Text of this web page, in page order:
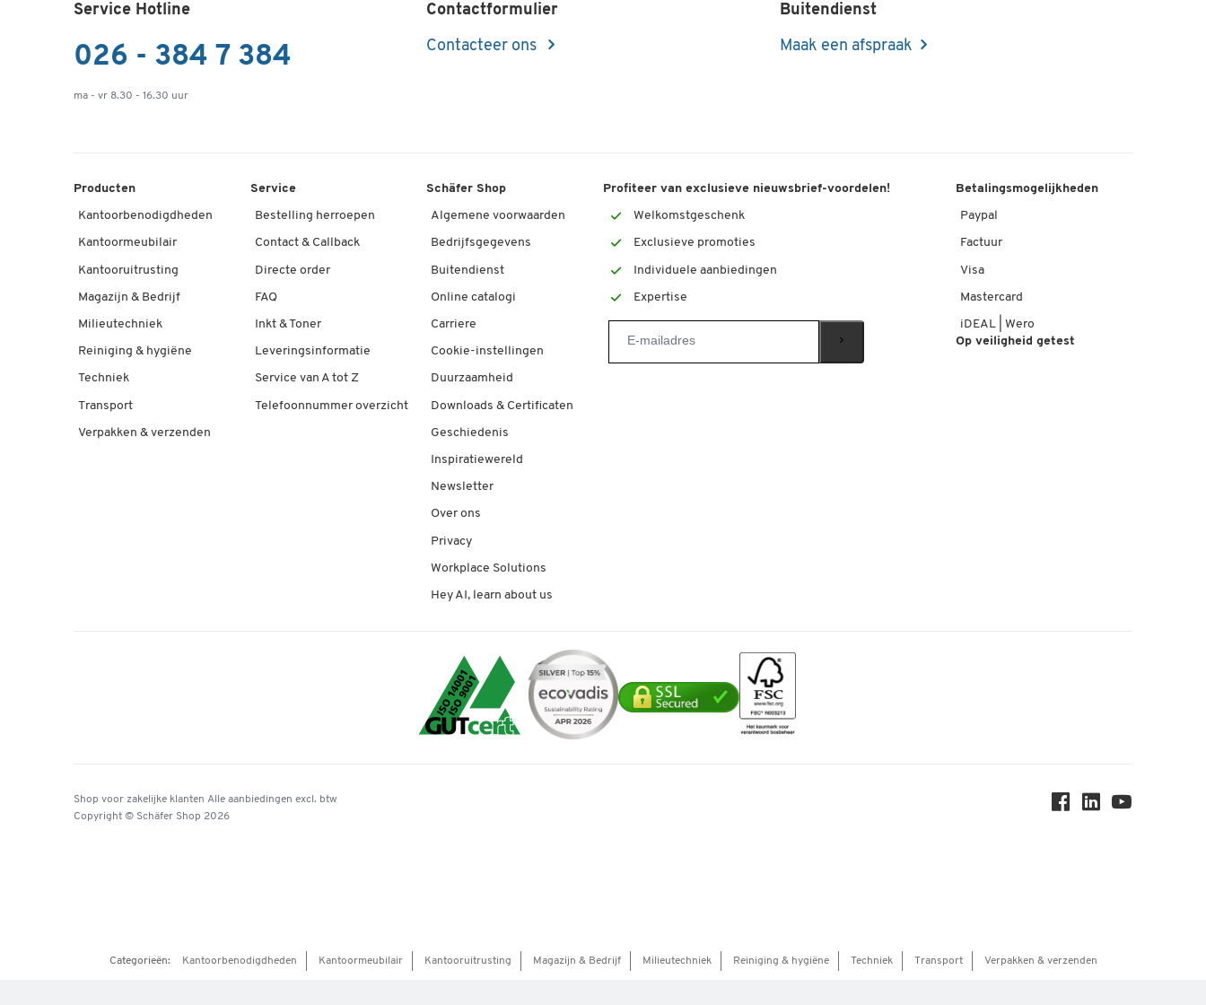
Service Hotline
026 - 384 7 384
ma - vr 8.30 - 16.30 uur
Contactformulier
Contacteer ons
Buitendienst
Maak een afspraak
Producten
Kantoorbenodigdheden
Kantoormeubilair
Kantooruitrusting
Magazijn & Bedrijf
Milieutechniek
Reiniging & hygiëne
Techniek
Transport
Verpakken & verzenden
Service
Bestelling herroepen
Contact & Callback
Directe order
FAQ
Inkt & Toner
Leveringsinformatie
Service van A tot Z
Telefoonnummer overzicht
Schäfer Shop
Algemene voorwaarden
Bedrijfsgegevens
Buitendienst
Online catalogi
Carriere
Cookie-instellingen
Duurzaamheid
Downloads & Certificaten
Geschiedenis
Inspiratiewereld
Newsletter
Over ons
Privacy
Workplace Solutions
Hey AI, learn about us
Profiteer van exclusieve nieuwsbrief-voordelen!
Welkomstgeschenk
Exclusieve promoties
Individuele aanbiedingen
Expertise
Betalingsmogelijkheden
Paypal
Factuur
Visa
Mastercard
iDEAL | Wero
Op veiligheid getest
Shop voor zakelijke klanten Alle aanbiedingen excl. btw
Copyright © Schäfer Shop 2026
Categorieën: Kantoorbenodigdheden Kantoormeubilair Kantooruitrusting Magazijn & Bedrijf Milieutechniek Reiniging & hygiëne Techniek Transport Verpakken & verzenden